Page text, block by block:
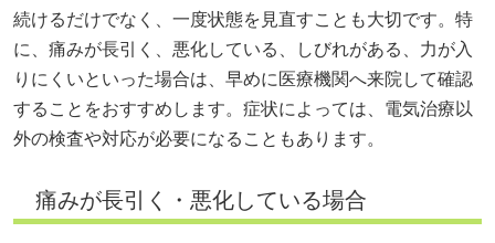
続けるだけでなく、一度状態を見直すことも大切です。特
に、痛みが長引く、悪化している、しびれがある、力が入
りにくいといった場合は、早めに医療機関へ来院して確認
することをおすすめします。症状によっては、電気治療以
外の検査や対応が必要になることもあります。
痛みが長引く・悪化している場合